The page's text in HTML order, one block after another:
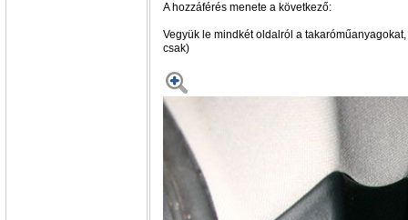
A hozzáférés menete a következő:
Vegyük le mindkét oldalról a
csak)